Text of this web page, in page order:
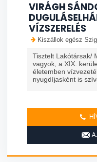
VIRÁGH
VÍZSZERELÉS
Kiszállok egész
Tisztelt Lakótársak/
vagyok, a XIX.
életemben
nyugdíjasként is